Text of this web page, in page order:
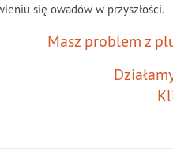
się owadów w przyszłości.
Masz problem z